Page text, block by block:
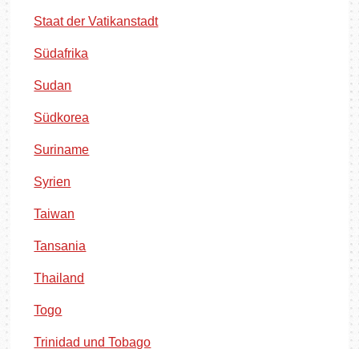
Staat der Vatikanstadt
Südafrika
Sudan
Südkorea
Suriname
Syrien
Taiwan
Tansania
Thailand
Togo
Trinidad und Tobago